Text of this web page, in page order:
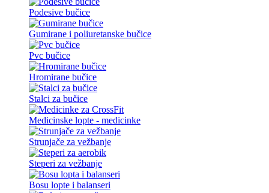
Podesive bučice
Gumirane i poliuretanske bučice
Pvc bučice
Hromirane bučice
Stalci za bučice
Medicinske lopte - medicinke
Strunjače za vežbanje
Steperi za vežbanje
Bosu lopte i balanseri